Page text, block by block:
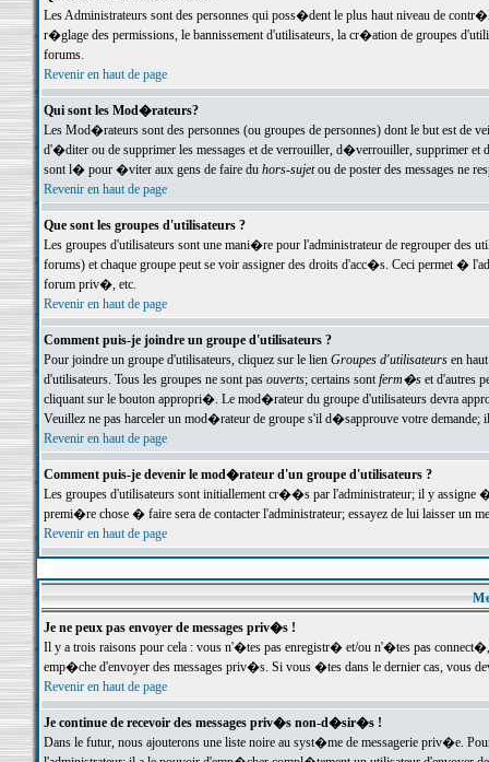
Les Administrateurs sont des personnes qui poss�dent le plus haut niveau de
r�glage des permissions, le bannissement d'utilisateurs, la cr�ation de groupes
forums.
Revenir en haut de page
Qui sont les Mod�rateurs?
Les Mod�rateurs sont des personnes (ou groupes de personnes) dont le but est de
d'�diter ou de supprimer les messages et de verrouiller, d�verrouiller, supprimer
sont l� pour �viter aux gens de faire du hors-sujetou de poster des messages ne
Revenir en haut de page
Que sont les groupes d'utilisateurs ?
Les groupes d'utilisateurs sont une mani�re pour l'administrateur de regrouper des
forums) et chaque groupe peut se voir assigner des droits d'acc�s. Ceci permet
forum priv�, etc.
Revenir en haut de page
Comment puis-je joindre un groupe d'utilisateurs ?
Pour joindre un groupe d'utilisateurs, cliquez sur le lien Groupes d'utilisateursen haut
d'utilisateurs. Tous les groupes ne sont pas ouverts; certains sontferm�set d'autres
cliquant sur le bouton appropri�. Le mod�rateur du groupe d'utilisateurs devra
Veuillez ne pas harceler un mod�rateur de groupe s'il d�sapprouve votre demande;
Revenir en haut de page
Comment puis-je devenir le mod�rateur d'un groupe d'utilisateurs ?
Les groupes d'utilisateurs sont initiallement cr��s par l'administrateur; il y
premi�re chose � faire sera de contacter l'administrateur; essayez de lui laisser un
Revenir en haut de page
Je ne peux pas envoyer de messages priv�s !
Il y a trois raisons pour cela : vous n'�tes pas enregistr� et/ou n'�tes pas
emp�che d'envoyer des messages priv�s. Si vous �tes dans le dernier cas, vous
Revenir en haut de page
Je continue de recevoir des messages priv�s non-d�sir�s !
Dans le futur, nous ajouterons une liste noire au syst�me de messagerie priv�e.